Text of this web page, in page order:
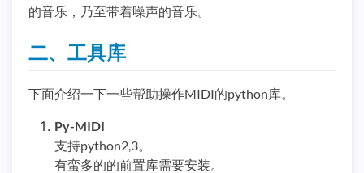
的音乐，乃至带着噪声的音乐。
二、工具库
下面介绍一下一些帮助操作MIDI的python库。
Py-MIDI
支持python2,3。
有蛮多的的前置库需要安装。